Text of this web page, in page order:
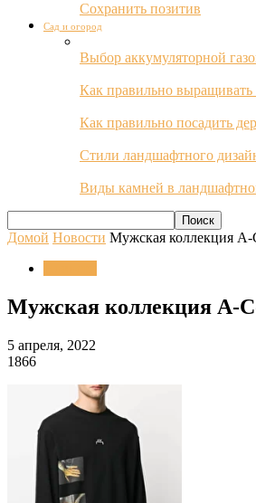
Сохранить позитив
Сад и огород
Выбор аккумуляторной
Как правильно выращивать
Как правильно посадить
Стили ландшафтного
Виды камней в
Домой Новости Мужская коллекция A-
Мужская коллекция A-
5 апреля, 2022
1866